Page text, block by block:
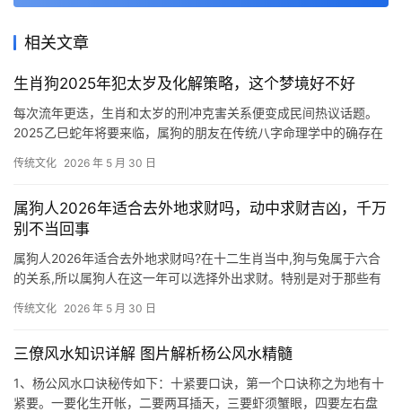
相关文章
生肖狗2025年犯太岁及化解策略，这个梦境好不好
每次流年更迭，生肖和太岁的刑冲克害关系便变成民间热议话题。
2025乙巳蛇年将要来临，属狗的朋友在传统八字命理学中的确存在
传统文化 2026 年 5 月 30 日
属狗人2026年适合去外地求财吗，动中求财吉凶，千万
别不当回事
属狗人2026年适合去外地求财吗?在十二生肖当中,狗与兔属于六合
的关系,所以属狗人在这一年可以选择外出求财。特别是对于那些有
传统文化 2026 年 5 月 30 日
三僚风水知识详解 图片解析杨公风水精髓
1、杨公风水口诀秘传如下：十紧要口诀，第一个口诀称之为地有十
紧要。一要化生开帐，二要两耳插天，三要虾须蟹眼，四要左右盘